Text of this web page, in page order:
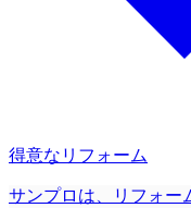
得意なリフォーム
サンプロは、リフォー